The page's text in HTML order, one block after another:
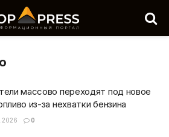
массово переходят под новое
из-за нехватки бензина
0